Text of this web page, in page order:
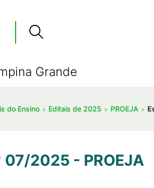
Grande
do Ensino Editais de 2025 PROEJA
07/2025 - PROEJA